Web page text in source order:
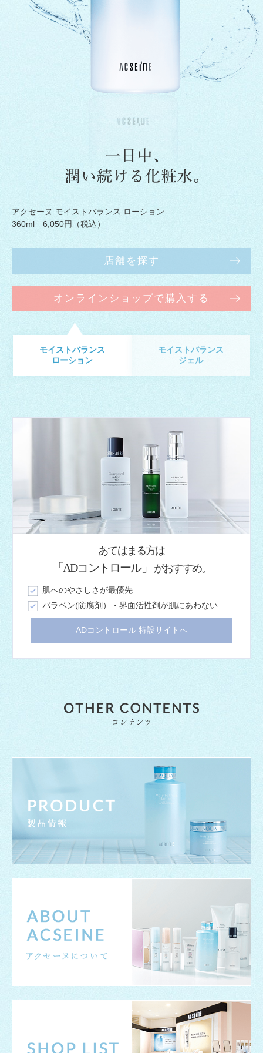
アクセーヌ モイストバランス ローション
360ml 6,050円（税込）
店舗を探す
オンラインショップで購入する
モイストバランス
ローション
モイストバランス
ジェル
あてはまる方は
「ADコントロール」 がおすすめ。
肌へのやさしさが最優先
パラベン(防腐剤）・界面活性剤が肌にあわない
ADコントロール 特設サイトへ